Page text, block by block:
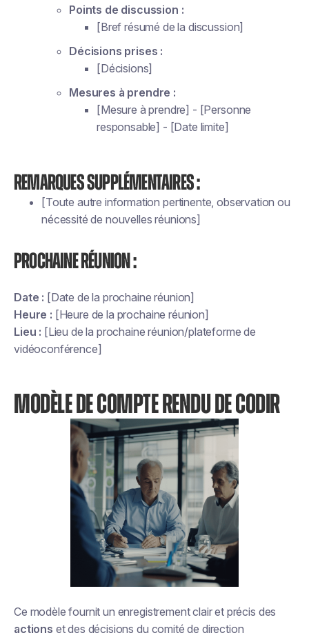
Points de discussion :
[Bref résumé de la discussion]
Décisions prises :
[Décisions]
Mesures à prendre :
[Mesure à prendre] - [Personne
responsable] - [Date limite]
Remarques supplémentaires :
[Toute autre information pertinente, observation ou
nécessité de nouvelles réunions]
Prochaine réunion :
Date : [Date de la prochaine réunion]
Heure : [Heure de la prochaine réunion]
Lieu : [Lieu de la prochaine réunion/plateforme de
vidéoconférence]
MODÈLE DE COMPTE RENDU DE CODIR
Ce modèle fournit un enregistrement clair et précis des
actions et des décisions du comité de direction